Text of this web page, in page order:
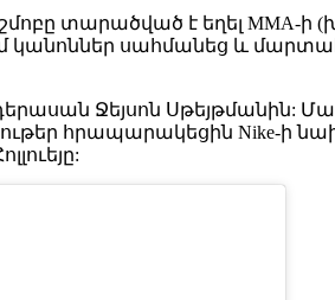
տարածված է եղել
կանոններ սահմանեց և
Ջեյսոն Սթեյթմանին:
հրապարակեցին Nike-ի